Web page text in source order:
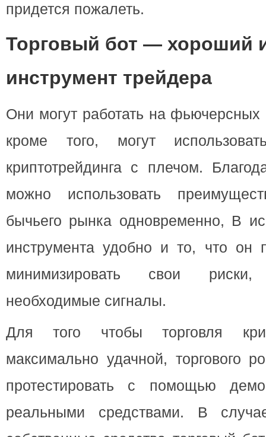
придется пожалеть.
Торговый бот — хороший
инструмент трейдера
Они могут работать на
кроме того, могут
криптотрейдинга с плечом.
можно использовать
бычьего рынка одновременно, В
инструмента удобно и то, что он
минимизировать свои
необходимые сигналы.
Для того чтобы торговля
максимально удачной, торгового
протестировать с помощью
реальными средствами. В